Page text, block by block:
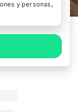
y personas,